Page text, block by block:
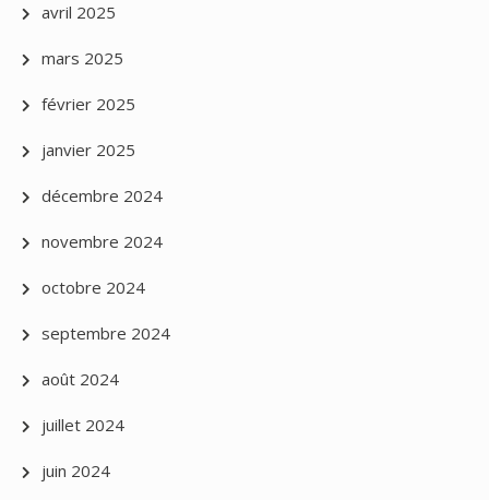
avril 2025
mars 2025
février 2025
janvier 2025
décembre 2024
novembre 2024
octobre 2024
septembre 2024
août 2024
juillet 2024
juin 2024